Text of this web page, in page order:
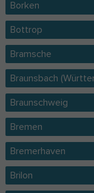
Borken
Bottrop
Bramsche
Braunsbach
Braunschweig
Bremen
Bremerhaven
Brilon